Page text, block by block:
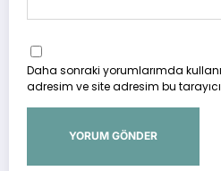
Daha sonraki yorumlarımda
adresim ve site adresim bu